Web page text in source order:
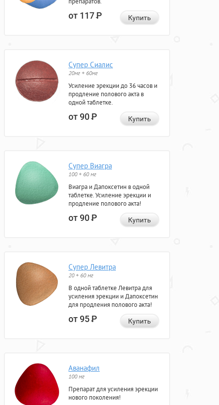
от 117Р Купить
Супер Сиалис
20мг + 60мг
Усиление эрекции до 36 часов и
продление полового акта в
одной таблетке.
от 90Р Купить
Супер Виагра
100 + 60 мг
Виагра и Дапоксетин в одной
таблетке. Усиление эрекции и
продление полового акта!
от 90Р Купить
Супер Левитра
20 + 60 мг
В одной таблетке Левитра для
усиления эрекции и Дапоксетин
для продления полового акта!
от 95Р Купить
Аванафил
100 мг
Препарат для усиления эрекции
нового поколения!